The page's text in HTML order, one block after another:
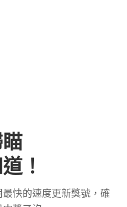
！
快的速度更新獎號，確